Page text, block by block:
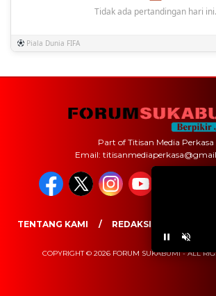
Tidak ada pertandingan hari ini.
Piala Dunia FIFA
Part of Titisan Media Perkasa
Email:
TENTANG KAMI REDAKSI
COPYRIGHT © 2026 FORUM SUKABUMI - ALL